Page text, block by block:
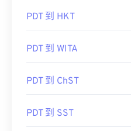
PDT 到 HKT
PDT 到 WITA
PDT 到 ChST
PDT 到 SST